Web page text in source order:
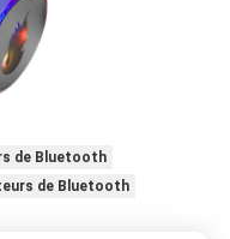
de Bluetooth
de Bluetooth